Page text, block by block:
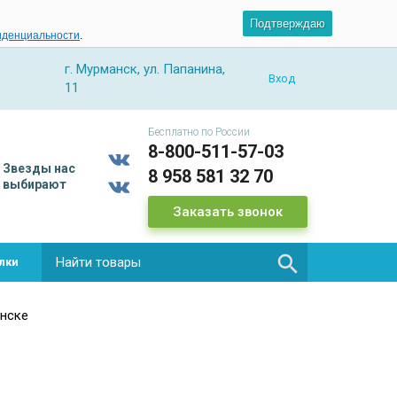
.
Подтверждаю
г. Мурманск, ул. Папанина,
11
Вход
Звезды нас
выбирают
Бесплатно по России
8-800-511-57-03
8 958 581 32 70
Заказать звонок
